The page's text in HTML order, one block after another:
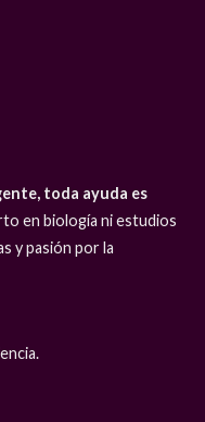
toda ayuda es
en biología ni estudios
y pasión por la